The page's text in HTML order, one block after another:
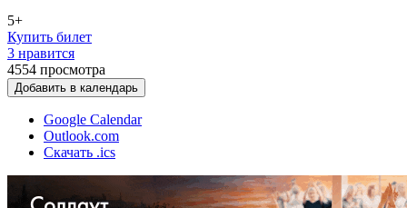
5+
Купить билет
3 нравится
4554 просмотра
Добавить в календарь
Google Calendar
Outlook.com
Скачать .ics